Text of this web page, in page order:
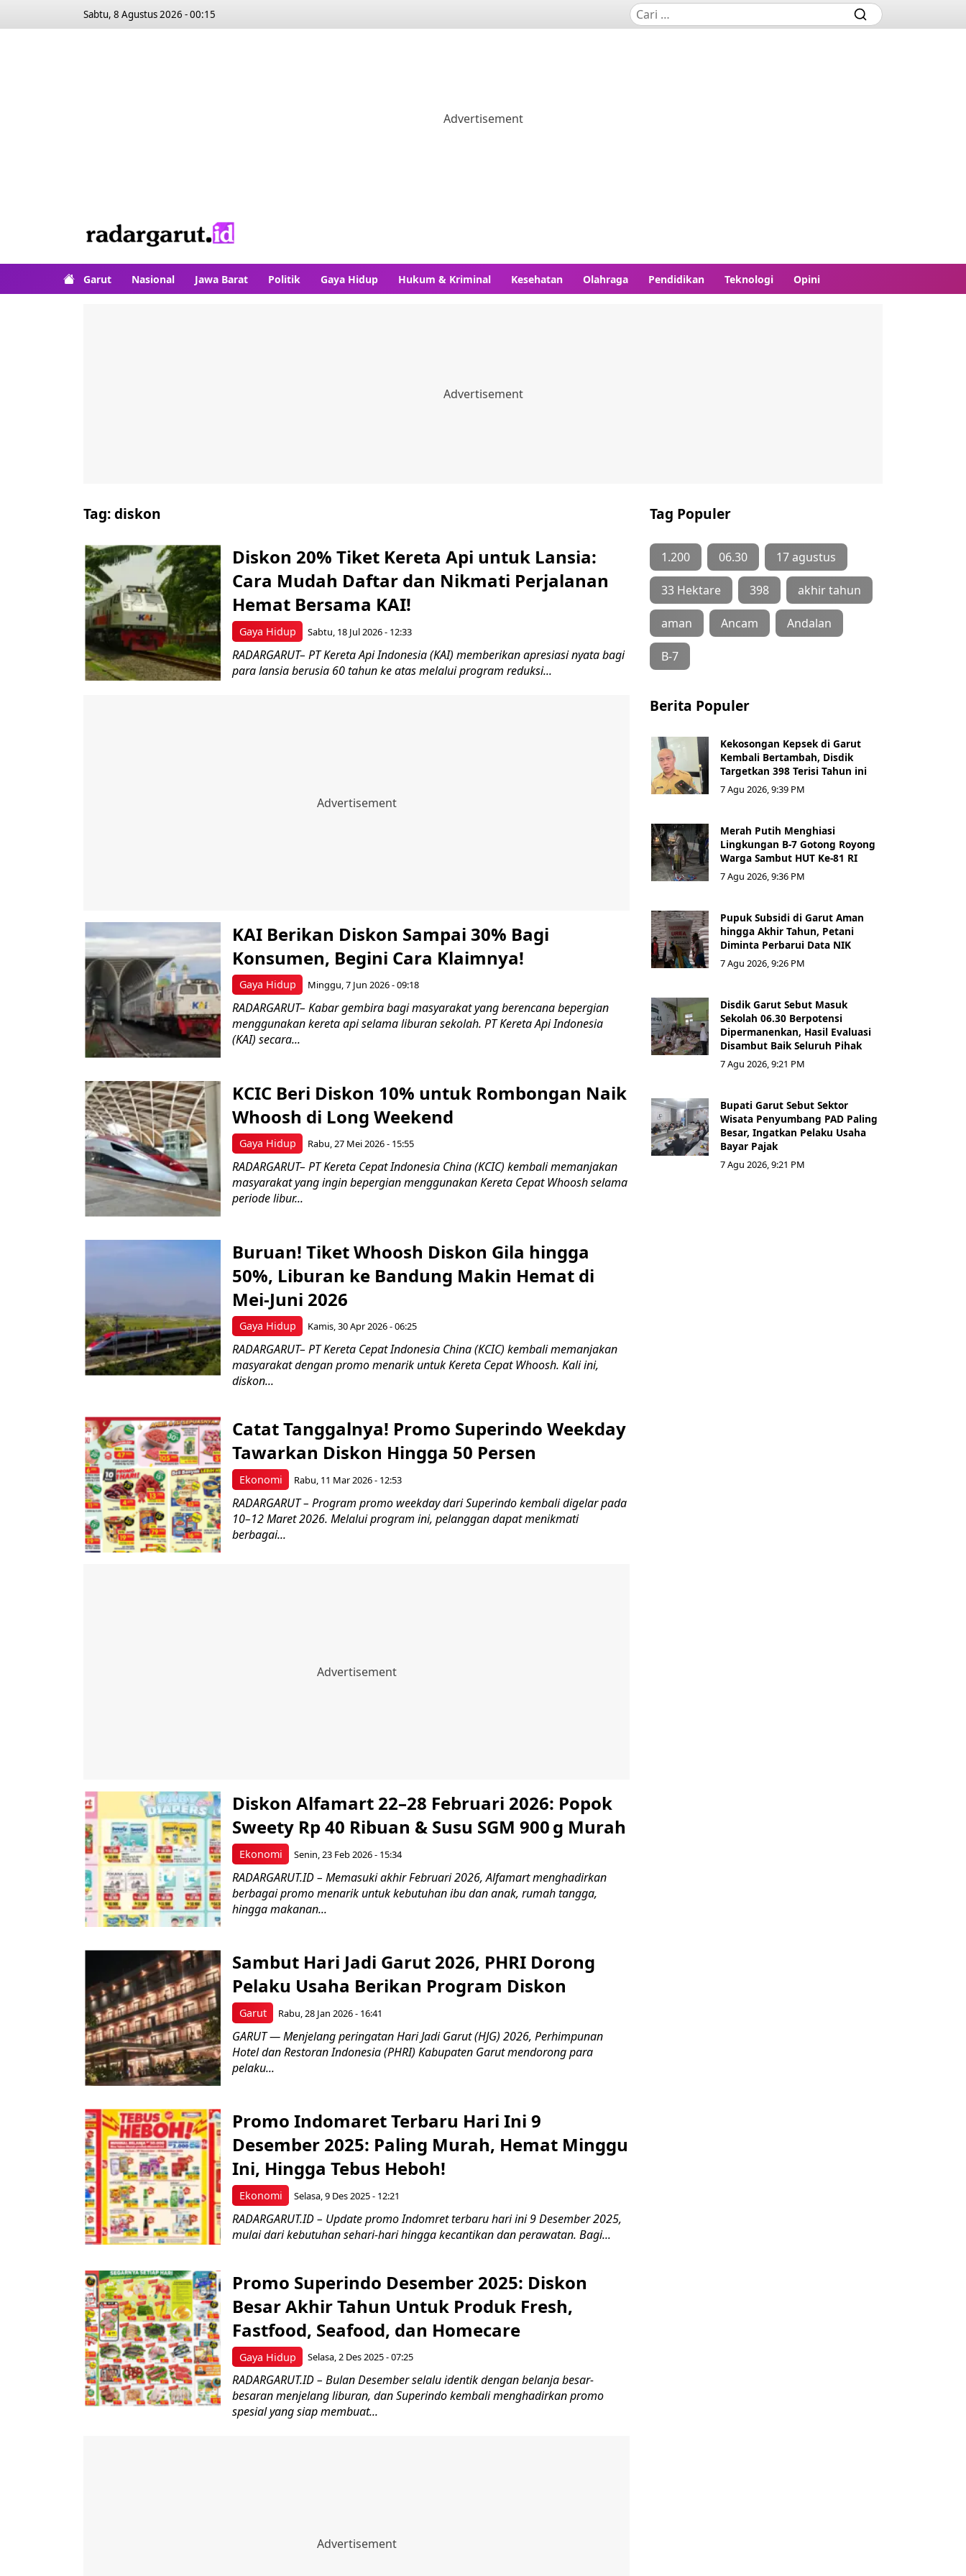
Sabtu, 8 Agustus 2026 - 00:15
Garut Nasional Jawa Barat Politik Gaya Hidup Hukum & Kriminal Kesehatan Olahraga Pendidikan Teknologi Opini
Tag:diskon
Gaya Hidup
Diskon 20% Tiket Kereta Api untuk Lansia:
Cara Mudah Daftar dan Nikmati Perjalanan
Hemat Bersama KAI!
Sabtu, 18 Jul 2026 - 12:33
RADARGARUT– PT Kereta Api Indonesia (KAI) memberikan apresiasi nyata bagi
para lansia berusia 60 tahun ke atas melalui program reduksi...
Gaya Hidup
KAI Berikan Diskon Sampai 30% Bagi
Konsumen, Begini Cara Klaimnya!
Minggu, 7 Jun 2026 - 09:18
RADARGARUT– Kabar gembira bagi masyarakat yang berencana bepergian
menggunakan kereta api selama liburan sekolah. PT Kereta Api Indonesia
(KAI) secara...
Gaya Hidup
KCIC Beri Diskon 10% untuk Rombongan Naik
Whoosh di Long Weekend
Rabu, 27 Mei 2026 - 15:55
RADARGARUT– PT Kereta Cepat Indonesia China (KCIC) kembali memanjakan
masyarakat yang ingin bepergian menggunakan Kereta Cepat Whoosh selama
periode libur...
Gaya Hidup
Buruan! Tiket Whoosh Diskon Gila hingga
50%, Liburan ke Bandung Makin Hemat di
Mei-Juni 2026
Kamis, 30 Apr 2026 - 06:25
RADARGARUT– PT Kereta Cepat Indonesia China (KCIC) kembali memanjakan
masyarakat dengan promo menarik untuk Kereta Cepat Whoosh. Kali ini,
diskon...
Ekonomi
Catat Tanggalnya! Promo Superindo Weekday
Tawarkan Diskon Hingga 50 Persen
Rabu, 11 Mar 2026 - 12:53
RADARGARUT – Program promo weekday dari Superindo kembali digelar pada
10–12 Maret 2026. Melalui program ini, pelanggan dapat menikmati
berbagai...
Ekonomi
Diskon Alfamart 22–28 Februari 2026: Popok
Sweety Rp 40 Ribuan & Susu SGM 900 g Murah
Senin, 23 Feb 2026 - 15:34
RADARGARUT.ID – Memasuki akhir Februari 2026, Alfamart menghadirkan
berbagai promo menarik untuk kebutuhan ibu dan anak, rumah tangga,
hingga makanan...
Garut
Sambut Hari Jadi Garut 2026, PHRI Dorong
Pelaku Usaha Berikan Program Diskon
Rabu, 28 Jan 2026 - 16:41
GARUT — Menjelang peringatan Hari Jadi Garut (HJG) 2026, Perhimpunan
Hotel dan Restoran Indonesia (PHRI) Kabupaten Garut mendorong para
pelaku...
Ekonomi
Promo Indomaret Terbaru Hari Ini 9
Desember 2025: Paling Murah, Hemat Minggu
Ini, Hingga Tebus Heboh!
Selasa, 9 Des 2025 - 12:21
RADARGARUT.ID – Update promo Indomret terbaru hari ini 9 Desember 2025,
mulai dari kebutuhan sehari-hari hingga kecantikan dan perawatan. Bagi...
Gaya Hidup
Promo Superindo Desember 2025: Diskon
Besar Akhir Tahun Untuk Produk Fresh,
Fastfood, Seafood, dan Homecare
Selasa, 2 Des 2025 - 07:25
RADARGARUT.ID – Bulan Desember selalu identik dengan belanja besar-
besaran menjelang liburan, dan Superindo kembali menghadirkan promo
spesial yang siap membuat...
Tag Populer
1.200 06.30 17 agustus
33 Hektare 398 akhir tahun
aman Ancam Andalan
B-7
Berita Populer
Kekosongan Kepsek di Garut
Kembali Bertambah, Disdik
Targetkan 398 Terisi Tahun ini
7 Agu 2026, 9:39 PM
Merah Putih Menghiasi
Lingkungan B-7 Gotong Royong
Warga Sambut HUT Ke-81 RI
7 Agu 2026, 9:36 PM
Pupuk Subsidi di Garut Aman
hingga Akhir Tahun, Petani
Diminta Perbarui Data NIK
7 Agu 2026, 9:26 PM
Disdik Garut Sebut Masuk
Sekolah 06.30 Berpotensi
Dipermanenkan, Hasil Evaluasi
Disambut Baik Seluruh Pihak
7 Agu 2026, 9:21 PM
Bupati Garut Sebut Sektor
Wisata Penyumbang PAD Paling
Besar, Ingatkan Pelaku Usaha
Bayar Pajak
7 Agu 2026, 9:21 PM